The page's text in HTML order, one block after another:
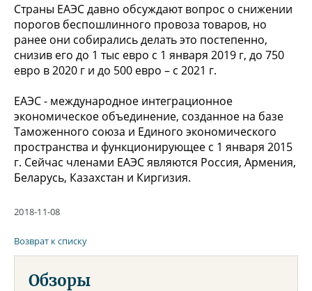
Страны ЕАЭС давно обсуждают вопрос о снижении
порогов беспошлинного провоза товаров, но
ранее они собирались делать это постепенно,
снизив его до 1 тыс евро с 1 января 2019 г, до 750
евро в 2020 г и до 500 евро – с 2021 г.
ЕАЭС - международное интеграционное
экономическое объединение, созданное на базе
Таможенного союза и Единого экономического
пространства и функционирующее с 1 января 2015
г. Сейчас членами ЕАЭС являются Россия, Армения,
Беларусь, Казахстан и Киргизия.
2018-11-08
Возврат к списку
Обзоры